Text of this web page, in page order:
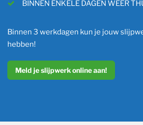
BINNEN ENKELE DAGEN WEER
Binnen 3 werkdagen kun je jouw
hebben!
Meld je slijpwerk online aan!